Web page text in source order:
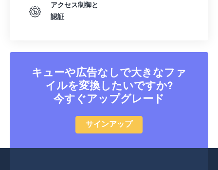
アクセス制御と
認証
キューや広告なしで大きなファ
イルを変換したいですか?
今すぐアップグレード
サインアップ